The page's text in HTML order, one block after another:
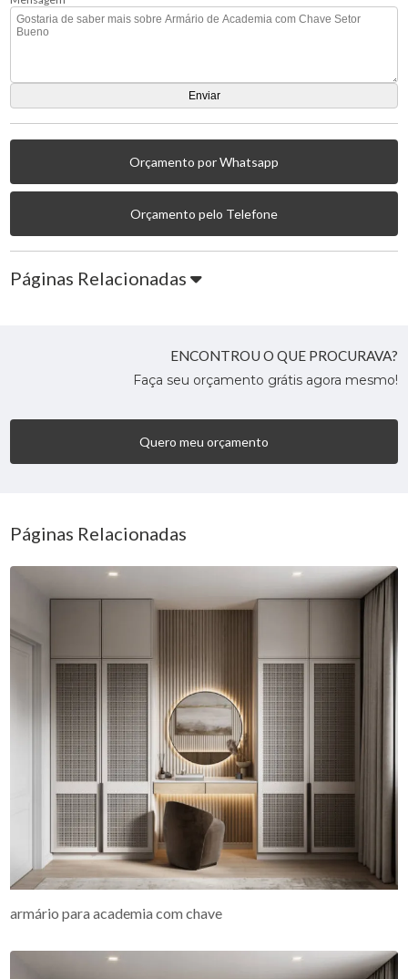
Orçamento por Whatsapp
Orçamento pelo Telefone
Páginas Relacionadas
ENCONTROU O QUE PROCURAVA?
Faça seu orçamento grátis agora mesmo!
Quero meu orçamento
Páginas Relacionadas
armário para academia com chave